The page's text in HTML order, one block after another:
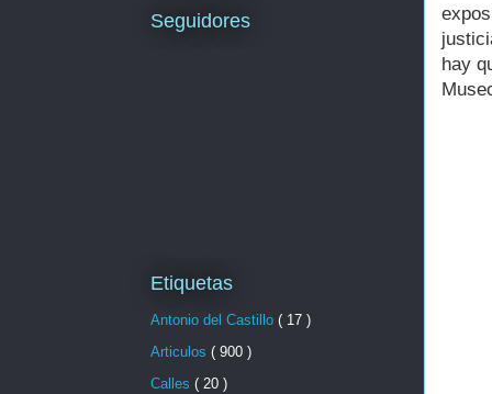
hay
Seguidores
Etiquetas
Antonio del Castillo ( 17 )
Articulos ( 900 )
Calles ( 20 )